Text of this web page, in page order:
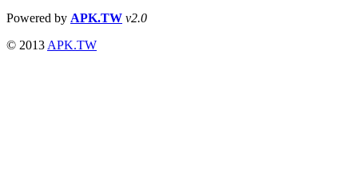
Powered by APK.TW v2.0
© 2013 APK.TW